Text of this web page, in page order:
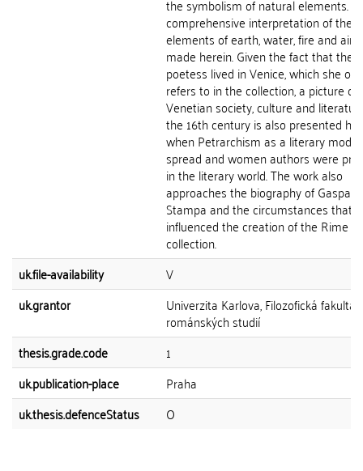
the symbolism of natural elements. A
comprehensive interpretation of the
elements of earth, water, fire and air
made herein. Given the fact that the
poetess lived in Venice, which she
refers to in the collection, a picture of
Venetian society, culture and
the 16th century is also presented
when Petrarchism as a literary model
spread and women authors were
in the literary world. The work also
approaches the biography of Gaspara
Stampa and the circumstances that
influenced the creation of the Rime
collection.
uk.file-availability
V
uk.grantor
Univerzita Karlova, Filozofická fakulta,
románských studií
thesis.grade.code
1
uk.publication-place
Praha
uk.thesis.defenceStatus
O